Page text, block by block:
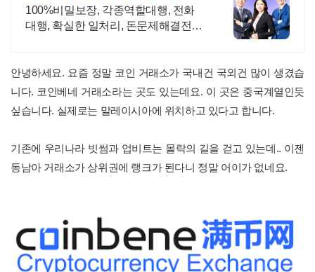
도적 재이용업체
100%비밀보장, 각종역할대행, 전화
대행, 확실한 일처리, 돈문제해결전문
안녕하세요. 요즘 정말 코인 거래소가 국내건 국외건 많이 생겼습
니다. 코인베네 거래소라는 곳도 있는데요. 이 곳은 중국계열인듯
싶습니다. 실제로는 말레이시아에 위치하고 있다고 합니다.
기존에 우리나라 빗썸과 업비트는 몰락의 길을 걷고 있는데.. 이젠
동남아 거래소가 상위권에 랭크가 된다니 정말 어이가 없네요.